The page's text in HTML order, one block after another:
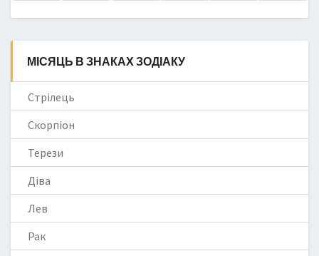
МІСЯЦЬ В ЗНАКАХ ЗОДІАКУ
Стрілець
Скорпіон
Терези
Діва
Лев
Рак